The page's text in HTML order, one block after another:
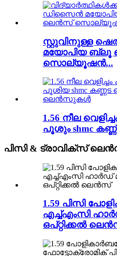
സ്റ്റുവിനുള്ള
മയോപിയ ബ്ലൂ
സൊല്യൂഷൻ...
1.56 നീല
പൂശും shmc
പിസി & ട്രാവിക്സ്
1.59 പിസി
എച്ച്എംസി ഹാർഡ്
ഒപ്റ്റിക്കൽ